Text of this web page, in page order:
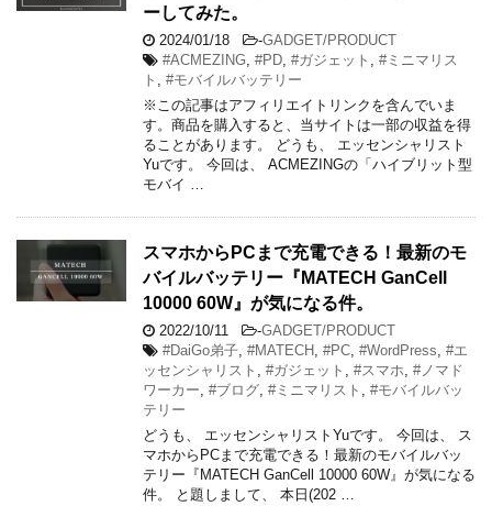
ーしてみた。
2024/01/18 -GADGET/PRODUCT
#ACMEZING #PD #ガジェット
#ミニマリス
ト
#モバイルバッテリー
※この記事はアフィリエイトリンクを含んでいま
す。商品を購入すると、当サイトは一部の収益を得
ることがあります。 どうも、 エッセンシャリスト
Yuです。 今回は、 ACMEZINGの「ハイブリット型
モバイ …
スマホからPCまで充電できる！最新のモ
バイルバッテリー『MATECH GanCell
10000 60W』が気になる件。
2022/10/11 -GADGET/PRODUCT
#DaiGo弟子 #MATECH #PC #WordPress #エ
ッセンシャリスト
#ガジェット #スマホ #ノマド
ワーカー #ブログ #ミニマリスト
#モバイルバッ
テリー
どうも、 エッセンシャリストYuです。 今回は、 ス
マホからPCまで充電できる！最新のモバイルバッ
テリー『MATECH GanCell 10000 60W』が気になる
件。 と題しまして、 本日(202 …